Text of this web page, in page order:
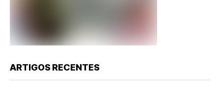
ARTIGOS RECENTES